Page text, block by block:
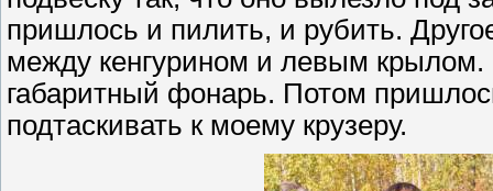
пришлось и пилить, и рубить.
между кенгурином и левым
габаритный фонарь. Потом
подтаскивать к моему крузеру.